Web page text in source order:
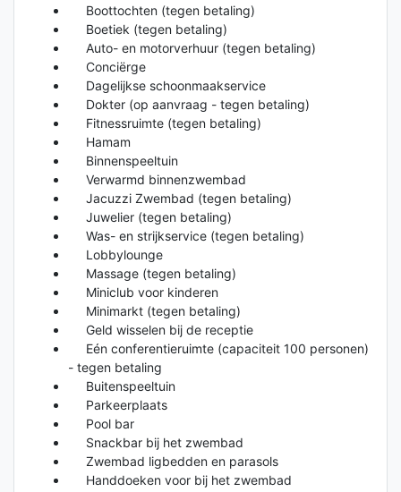
Boottochten (tegen betaling)
Boetiek (tegen betaling)
Auto- en motorverhuur (tegen betaling)
Conciërge
Dagelijkse schoonmaakservice
Dokter (op aanvraag - tegen betaling)
Fitnessruimte (tegen betaling)
Hamam
Binnenspeeltuin
Verwarmd binnenzwembad
Jacuzzi Zwembad (tegen betaling)
Juwelier (tegen betaling)
Was- en strijkservice (tegen betaling)
Lobbylounge
Massage (tegen betaling)
Miniclub voor kinderen
Minimarkt (tegen betaling)
Geld wisselen bij de receptie
Eén conferentieruimte (capaciteit 100 personen)
- tegen betaling
Buitenspeeltuin
Parkeerplaats
Pool bar
Snackbar bij het zwembad
Zwembad ligbedden en parasols
Handdoeken voor bij het zwembad